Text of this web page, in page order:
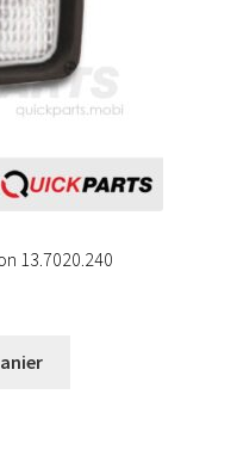
13.7020.240